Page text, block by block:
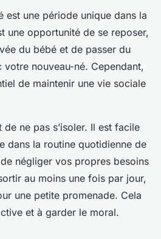
est une période unique dans la
une opportunité de se reposer,
du bébé et de passer du
nouveau-né. Cependant,
de maintenir une vie sociale
ne pas s’isoler. Il est facile
dans la routine quotidienne de
négliger vos propres besoins
au moins une fois par jour,
une petite promenade. Cela
et à garder le moral.